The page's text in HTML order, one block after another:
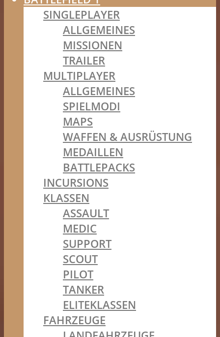
SINGLEPLAYER
ALLGEMEINES
MISSIONEN
TRAILER
MULTIPLAYER
ALLGEMEINES
SPIELMODI
MAPS
WAFFEN & AUSRÜSTUNG
MEDAILLEN
BATTLEPACKS
INCURSIONS
KLASSEN
ASSAULT
MEDIC
SUPPORT
SCOUT
PILOT
TANKER
ELITEKLASSEN
FAHRZEUGE